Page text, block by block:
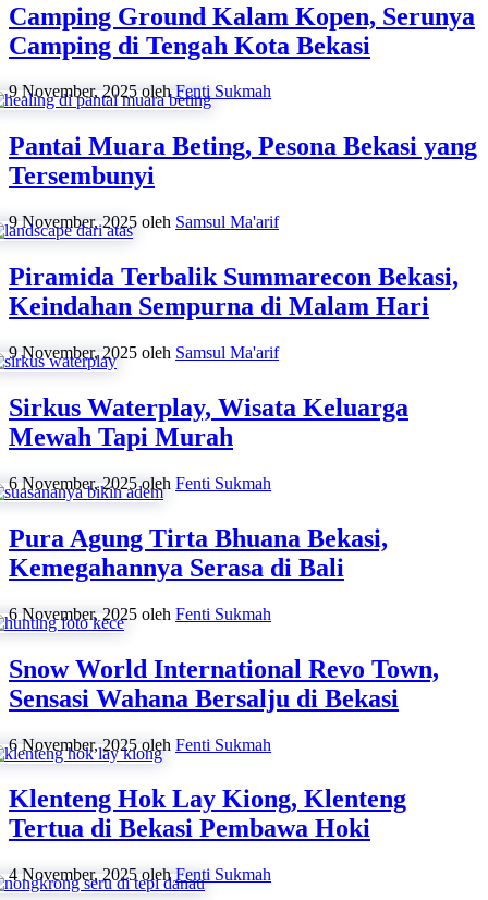
Camping Ground Kalam Kopen, Serunya
Camping di Tengah Kota Bekasi
9 November, 2025 olehFenti Sukmah
Pantai Muara Beting, Pesona Bekasi yang
Tersembunyi
9 November, 2025 oleh Samsul Ma'arif
Piramida Terbalik Summarecon Bekasi,
Keindahan Sempurna di Malam Hari
9 November, 2025 oleh Samsul Ma'arif
Sirkus Waterplay, Wisata Keluarga
Mewah Tapi Murah
6 November, 2025 oleh Fenti Sukmah
Pura Agung Tirta Bhuana Bekasi,
Kemegahannya Serasa di Bali
6 November, 2025 oleh Fenti Sukmah
Snow World International Revo Town,
Sensasi Wahana Bersalju di Bekasi
6 November, 2025 oleh Fenti Sukmah
Klenteng Hok Lay Kiong, Klenteng
Tertua di Bekasi Pembawa Hoki
4 November, 2025 olehFenti Sukmah